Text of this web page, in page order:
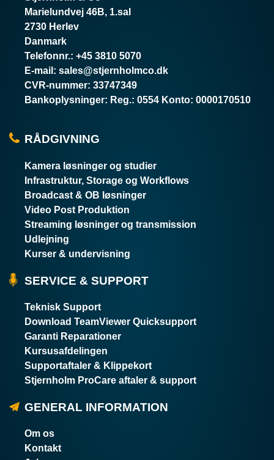
Marielundvej 46B, 1.sal
2730 Herlev
Danmark
Telefonnr.: +45 3810 5070
E-mail : sales@stjernholmco.dk
CVR-nummer: 33747349
Bankoplysninger: Reg.: 0554 Konto: 0000170510
RÅDGIVNING
Kamera løsninger og studier
Infrastruktur, Storage og Workflows
Broadcast & OB løsninger
Video Post Produktion
Streaming løsninger og transmission
Udlejning
Kurser & undervisning
SERVICE & SUPPORT
Teknisk Support
Download TeamViewer Quicksupport
Garanti Reparationer
Kursusafdelingen
Supportaftaler & Klippekort
Stjernholm ProCare aftaler & support
GENERAL INFORMATION
Om os
Kontakt